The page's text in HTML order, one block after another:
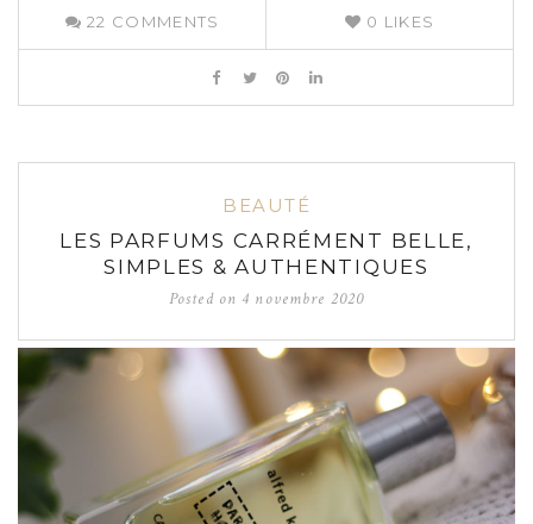
22 COMMENTS 0 LIKES
BEAUTÉ
LES PARFUMS CARRÉMENT BELLE,
SIMPLES & AUTHENTIQUES
Posted on 4 novembre 2020